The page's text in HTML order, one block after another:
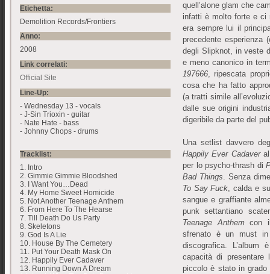
Etichetta:
Demolition Records/Frontiers
Anno:
2008
Link correlati:
Official Site
Line-Up:
- Wednesday 13 - vocals
- J-Sin Trioxin - guitar
- Nate Hate - bass
- Johnny Chops - drums
Tracklist:
1. Intro
2. Gimmie Gimmie Bloodshed
3. I Want You…Dead
4. My Home Sweet Homicide
5. Not Another Teenage Anthem
6. From Here To The Hearse
7. Till Death Do Us Party
8. Skeletons
9. God Is A Lie
10. House By The Cemetery
11. Put Your Death Mask On
12. Happily Ever Cadaver
13. Running Down A Dream
quell’alone glam che
infatti è molto forte e ci
era sempre lui il
precedente esperienza
degli Slipknot, in veste
e meno canonico in
197666, ripescata
cosa che ha fatto
(a tratti simile
dalle sue origini
digeribile da parte del
Una setlist davvero
Happily Ever Cadaveral
per lo psycho-thrash di
Bad Things. Senza
To Say Fuck, calda e
sangue e graffiante
punk settantiano
Teenage Anthemcon il
sfrenato è un must
discografica.
capacità di
piccolo è stato in